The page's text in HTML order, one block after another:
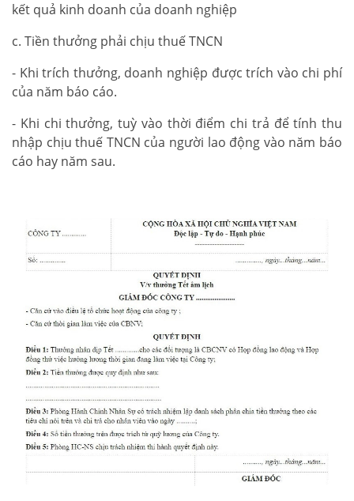
kết quả kinh doanh của doanh nghiệp
c. Tiền thưởng phải chịu thuế TNCN
- Khi trích thưởng, doanh nghiệp được trích vào chi phí
của năm báo cáo.
- Khi chi thưởng, tuỳ vào thời điểm chi trả để tính thu
nhập chịu thuế TNCN của người lao động vào năm báo
cáo hay năm sau.